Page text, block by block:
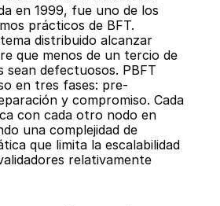
en 1999, fue uno de los
prácticos de BFT.
distribuido alcanzar
que menos de un tercio de
sean defectuosos. PBFT
en tres fases: pre-
y compromiso. Cada
con cada otro nodo en
una complejidad de
que limita la escalabilidad
relativamente